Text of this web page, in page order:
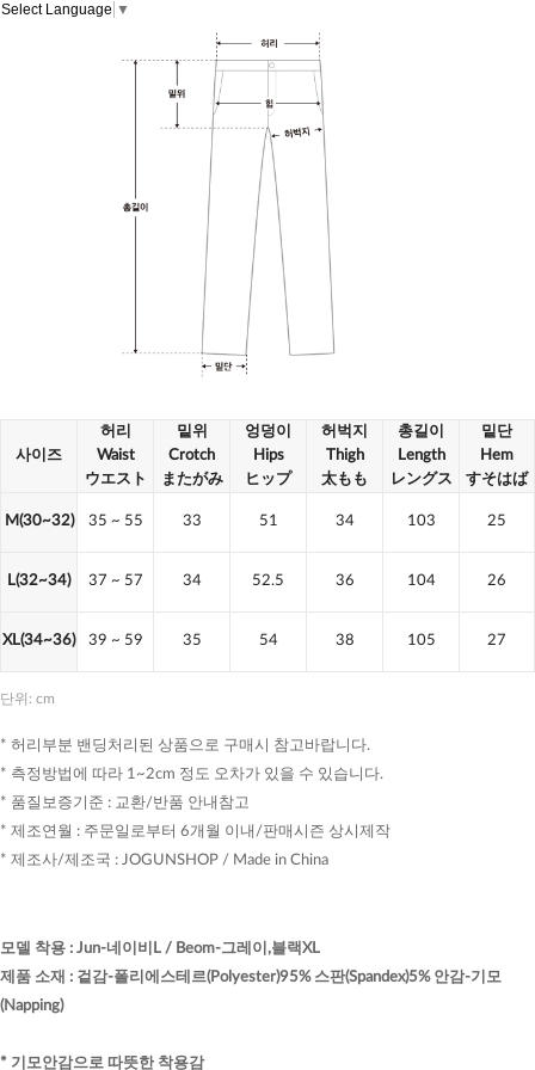
Select Language ▼
사이즈
허리
Waist
ウエスト
밑위
Crotch
またがみ
엉덩이
Hips
ヒップ
허벅지
Thigh
太もも
총길이
Length
レングス
밑단
Hem
すそはば
M(30~32) 35 ~ 55 33 51 34 103 25
L(32~34) 37 ~ 57 34 52.5 36 104 26
XL(34~36) 39 ~ 59 35 54 38 105 27
단위: cm
* 허리부분 밴딩처리된 상품으로 구매시 참고바랍니다.
* 측정방법에 따라 1~2cm 정도 오차가 있을 수 있습니다.
* 품질보증기준 : 교환/반품 안내참고
* 제조연월 : 주문일로부터 6개월 이내/판매시즌 상시제작
* 제조사/제조국 : JOGUNSHOP / Made in China
모델 착용 : Jun-네이비L / Beom-그레이,블랙XL
제품 소재 : 겉감-폴리에스테르(Polyester)95% 스판(Spandex)5% 안감-기모
(Napping)
* 기모안감으로 따뜻한 착용감